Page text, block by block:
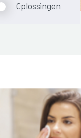
Oplossingen